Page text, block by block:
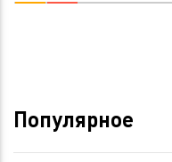
Популярное